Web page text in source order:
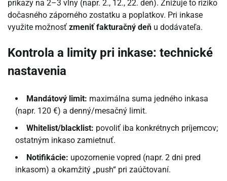
príkazy na 2–3 vlny (napr. 2., 12., 22. deň). Znižuje to riziko
dočasného záporného zostatku a poplatkov. Pri inkase
využite možnosť zmeniť fakturačný deň u dodávateľa.
Kontrola a limity pri inkase: technické
nastavenia
Mandátový limit: maximálna suma jedného inkasa
(napr. 120 €) a denný/mesačný limit.
Whitelist/blacklist: povoliť iba konkrétnych príjemcov;
ostatným inkaso zamietnuť.
Notifikácie: upozornenie vopred (napr. 2 dni pred
inkasom) a okamžitý „push“ pri zaúčtovaní.